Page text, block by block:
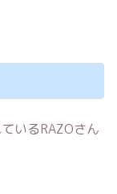
いるRAZOさん